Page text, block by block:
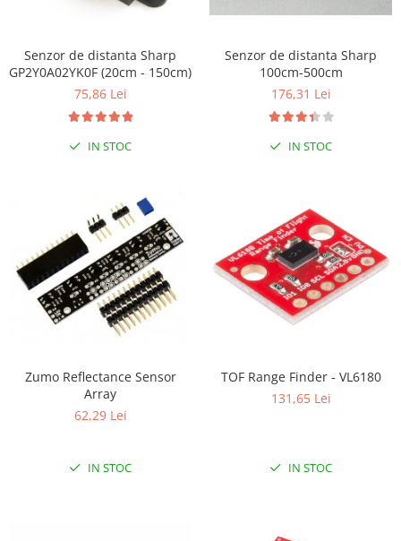
Adaptoare si convertoare
Convertor USB la serial
Datalogger
LCD
Module
Multiplexor
Releu
Senzor de distanta Sharp
GP2Y0A02YK0F (20cm - 150cm)
75,86 Lei
IN STOC
Senzor de distanta Sharp
100cm-500cm
176,31 Lei
IN STOC
Zumo Reflectance Sensor
Array
62,29 Lei
IN STOC
TOF Range Finder - VL6180
131,65 Lei
IN STOC